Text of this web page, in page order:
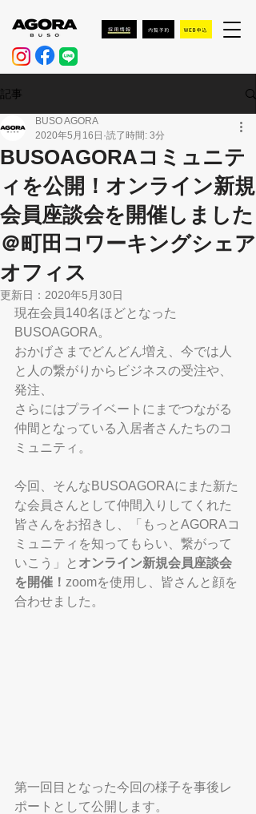
記事
BUSOAGORAコミュニテ
ィを公開！オンライン新規
会員座談会を開催しました
＠町田コワーキングシェア
オフィス
BUSO AGORA
2020年5月16日 読了時間: 3分
更新日： 2020年5月30日
現在会員140名ほどとなった
BUSOAGORA。
おかげさまでどんどん増え、今では人
と人の繋がりからビジネスの受注や、
発注、
さらにはプライベートにまでつながる
仲間となっている入居者さんたちのコ
ミュニティ。
今回、そんなBUSOAGORAにまた新た
な会員さんとして仲間入りしてくれた
皆さんをお招きし、「もっとAGORAコ
ミュニティを知ってもらい、繋がって
いこう」と オンライン新規会員座談会
を開催！ zoomを使用し、皆さんと顔を
合わせました。
第一回目となった今回の様子を事後レ
ポートとして公開します。